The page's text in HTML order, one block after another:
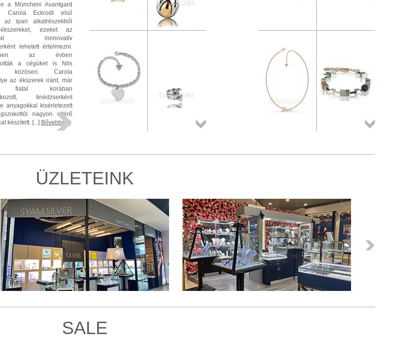
a Müncheni Avantgard
Carola Eckrodt első
az ipari alkatrészekből
ezeket az
innnovatív
lehetett értelmezni.
az évben
a cégüket is Nils
közösen. Carola
az ékszerek iránt, már
fiatal korában
tinédzserként
anyagokkal kisérletezett
nagyon eltérő
készített. [...] Bővebben!
ÜZLETEINK
SALE